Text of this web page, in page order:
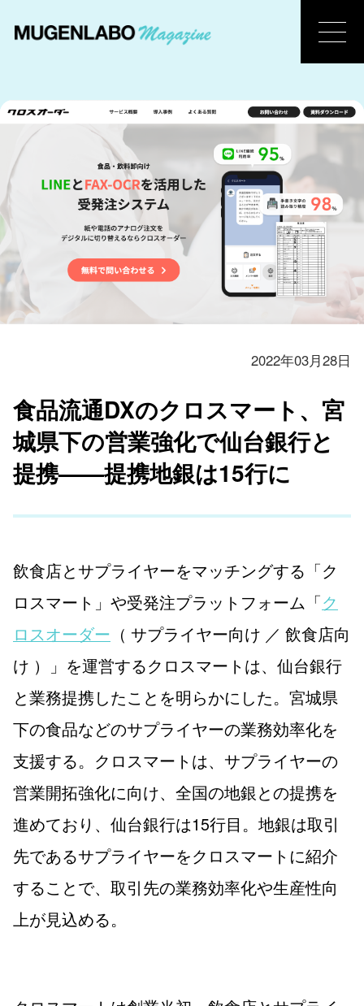
2022年03月28日
食品流通DXのクロスマート、宮
城県下の営業強化で仙台銀行と
提携——提携地銀は15行に
飲食店とサプライヤーをマッチングする「ク
ロスマート」や受発注プラットフォーム「ク
ロスオーダー （ サプライヤー向け ／ 飲食店向
け ）」を運営するクロスマートは、仙台銀行
と業務提携したことを明らかにした。宮城県
下の食品などのサプライヤーの業務効率化を
支援する。クロスマートは、サプライヤーの
営業開拓強化に向け、全国の地銀との提携を
進めており、仙台銀行は15行目。地銀は取引
先であるサプライヤーをクロスマートに紹介
することで、取引先の業務効率化や生産性向
上が見込める。